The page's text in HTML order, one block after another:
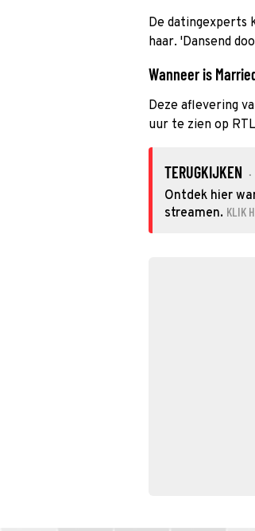
De datingexperts
haar. 'Dansend
Wanneer is
Deze aflevering
uur te zien op
TERUGKIJKEN ·
Ontdek hier
streamen. KLIK